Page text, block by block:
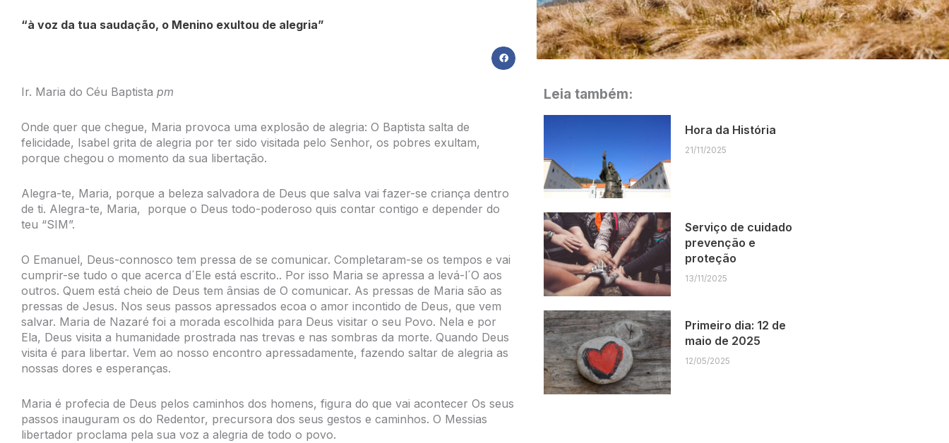
“à voz da tua saudação, o Menino exultou de alegria”
Ir. Maria do Céu Baptista pm
Onde quer que chegue, Maria provoca uma explosão de alegria: O Baptista salta de
felicidade, Isabel grita de alegria por ter sido visitada pelo Senhor, os pobres exultam,
porque chegou o momento da sua libertação.
Alegra-te, Maria, porque a beleza salvadora de Deus que salva vai fazer-se criança dentro
de ti. Alegra-te, Maria, porque o Deus todo-poderoso quis contar contigo e depender do
teu “SIM”.
O Emanuel, Deus-connosco tem pressa de se comunicar. Completaram-se os tempos e vai
cumprir-se tudo o que acerca d´Ele está escrito.. Por isso Maria se apressa a levá-l´O aos
outros. Quem está cheio de Deus tem ânsias de O comunicar. As pressas de Maria são as
pressas de Jesus. Nos seus passos apressados ecoa o amor incontido de Deus, que vem
salvar. Maria de Nazaré foi a morada escolhida para Deus visitar o seu Povo. Nela e por
Ela, Deus visita a humanidade prostrada nas trevas e nas sombras da morte. Quando Deus
visita é para libertar. Vem ao nosso encontro apressadamente, fazendo saltar de alegria as
nossas dores e esperanças.
Maria é profecia de Deus pelos caminhos dos homens, figura do que vai acontecer Os seus
passos inauguram os do Redentor, precursora dos seus gestos e caminhos. O Messias
libertador proclama pela sua voz a alegria de todo o povo.
Leia também:
Hora da História
21/11/2025
Serviço de cuidado
prevenção e
proteção
13/11/2025
Primeiro dia: 12 de
maio de 2025
12/05/2025